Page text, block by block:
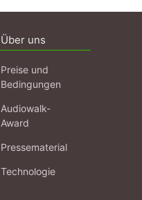
Über uns
Preise und
Bedingungen
Audiowalk-
Award
Pressematerial
Technologie